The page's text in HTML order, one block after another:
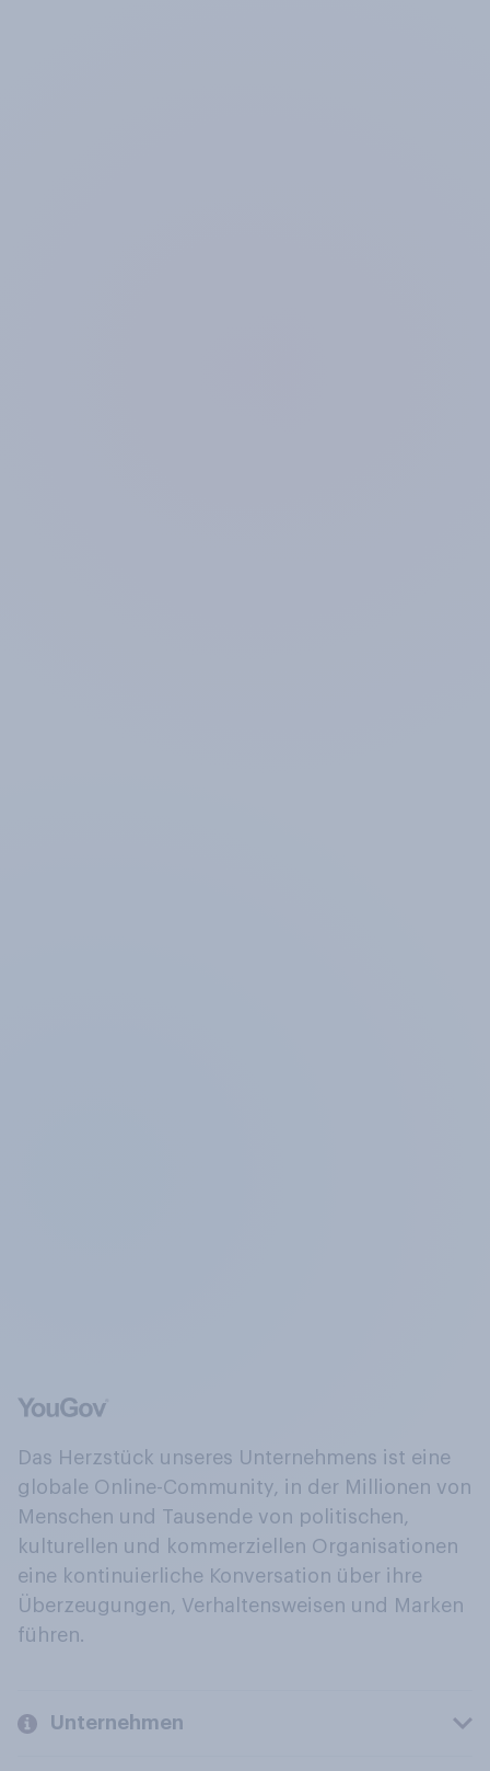
Das Herzstück unseres Unternehmens ist eine
globale Online-Community, in der Millionen von
Menschen und Tausende von politischen,
kulturellen und kommerziellen Organisationen
eine kontinuierliche Konversation über ihre
Überzeugungen, Verhaltensweisen und Marken
führen.
Unternehmen